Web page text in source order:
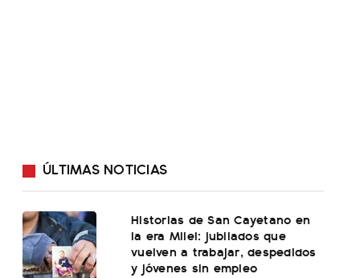
ÚLTIMAS NOTICIAS
Historias de San Cayetano en
la era Milei: jubilados que
vuelven a trabajar, despedidos
y jóvenes sin empleo